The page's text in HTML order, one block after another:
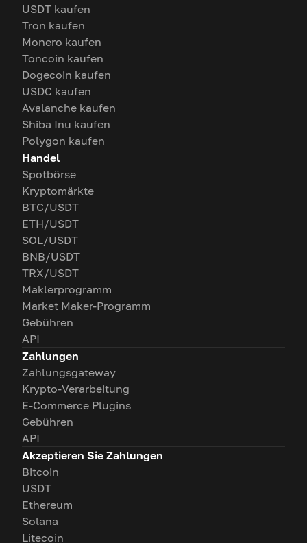
USDT kaufen
Tron kaufen
Monero kaufen
Toncoin kaufen
Dogecoin kaufen
USDC kaufen
Avalanche kaufen
Shiba Inu kaufen
Polygon kaufen
Handel
Spotbörse
Kryptomärkte
BTC/USDT
ETH/USDT
SOL/USDT
BNB/USDT
TRX/USDT
Maklerprogramm
Market Maker-Programm
Gebühren
API
Zahlungen
Zahlungsgateway
Krypto-Verarbeitung
E-Commerce Plugins
Gebühren
API
Akzeptieren Sie Zahlungen
Bitcoin
USDT
Ethereum
Solana
Litecoin